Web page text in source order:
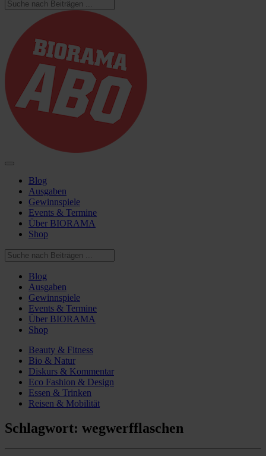
Blog
Ausgaben
Gewinnspiele
Events & Termine
Über BIORAMA
Shop
Blog
Ausgaben
Gewinnspiele
Events & Termine
Über BIORAMA
Shop
Beauty & Fitness
Bio & Natur
Diskurs & Kommentar
Eco Fashion & Design
Essen & Trinken
Reisen & Mobilität
Schlagwort: wegwerfflaschen